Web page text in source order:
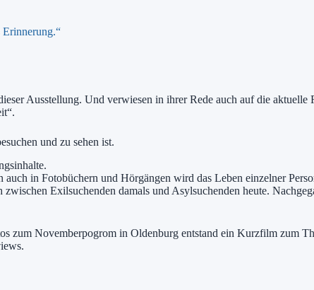
Ausstellung. Und verwiesen in ihrer Rede auch auf die
und zu sehen ist.
in Fotobüchern und Hörgängen wird das Leben einzelner
Exilsuchenden damals und Asylsuchenden heute.
zum Novemberpogrom in Oldenburg entstand ein Kurzfilm zum